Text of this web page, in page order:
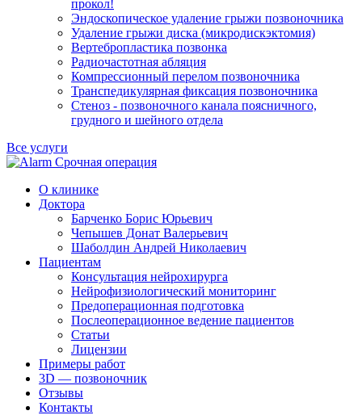
прокол!
Эндоскопическое удаление грыжи позвоночника
Удаление грыжи диска (микродискэктомия)
Вертебропластика позвонка
Радиочастотная абляция
Компрессионный перелом позвоночника
Транспедикулярная фиксация позвоночника
Стеноз - позвоночного канала поясничного,
грудного и шейного отдела
Все услуги
Срочная операция
О клинике
Доктора
Барченко Борис Юрьевич
Чепышев Донат Валерьевич
Шаболдин Андрей Николаевич
Пациентам
Консультация нейрохирурга
Нейрофизиологический мониторинг
Предоперационная подготовка
Послеоперационное ведение пациентов
Статьи
Лицензии
Примеры работ
3D — позвоночник
Отзывы
Контакты